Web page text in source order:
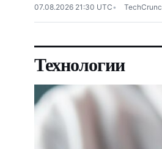
07.08.2026 21:30 UTC
Технологии